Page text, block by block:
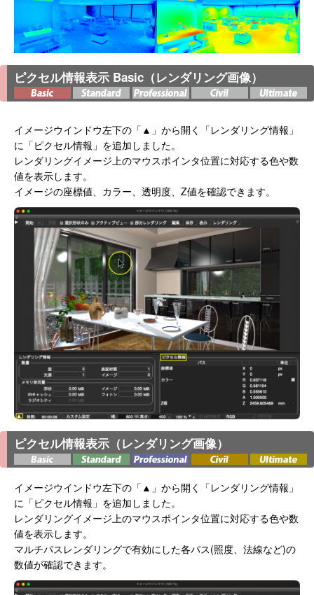
ピクセル情報表示 Basic（レンダリング画像）
イメージウインドウ左下の「▲」から開く「レンダリング情報」
に「ピクセル情報」を追加しました。
レンダリングイメージ上のマウスポインタ位置に対応する色や数
値を表示します。
イメージの座標値、カラー、透明度、Z値を確認できます。
ピクセル情報表示（レンダリング画像）
イメージウインドウ左下の「▲」から開く「レンダリング情報」
に「ピクセル情報」を追加しました。
レンダリングイメージ上のマウスポインタ位置に対応する色や数
値を表示します。
マルチパスレンダリングで有効にした各パス(照度、法線など)の
数値が確認できます。